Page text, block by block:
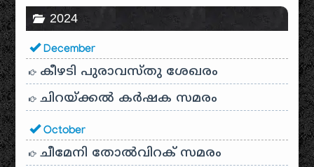
2024
December
കീഴടി പുരാവസ്തു ശേഖരം
ചിറയ്ക്കൽ കർഷക സമരം
October
ചീമേനി തോൽവിറക് സമരം